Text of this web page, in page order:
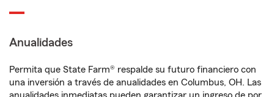
Anualidades
Permita que State Farm® respalde su futuro financiero con
una inversión a través de anualidades en Columbus, OH. Las